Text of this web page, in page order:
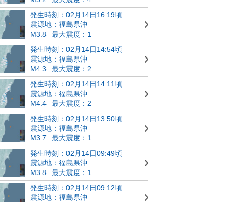
発生時刻：02月14日16:19頃
震源地：福島県沖
M3.8
最大震度：1
発生時刻：02月14日14:54頃
震源地：福島県沖
M4.3
最大震度：2
発生時刻：02月14日14:11頃
震源地：福島県沖
M4.4
最大震度：2
発生時刻：02月14日13:50頃
震源地：福島県沖
M3.7
最大震度：1
発生時刻：02月14日09:49頃
震源地：福島県沖
M3.8
最大震度：1
発生時刻：02月14日09:12頃
震源地：福島県沖